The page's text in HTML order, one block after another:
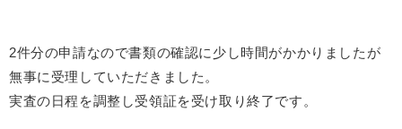
2件分の申請なので書類の確認に少し時間がかかりましたが
無事に受理していただきました。
実査の日程を調整し受領証を受け取り終了です。